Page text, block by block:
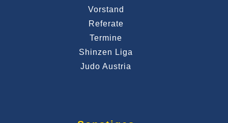
Vorstand
Referate
Termine
Shinzen Liga
Judo Austria